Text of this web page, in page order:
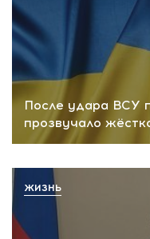
После удара ВСУ
прозвучало
ЖИЗНЬ